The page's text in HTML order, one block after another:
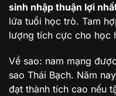
sinh nhập thuận lợi
lứa tuổi học trò. Tam
lượng tích cực cho học
Về sao: nam mạng
sao Thái Bạch. Năm
đạt thành tích cao nếu